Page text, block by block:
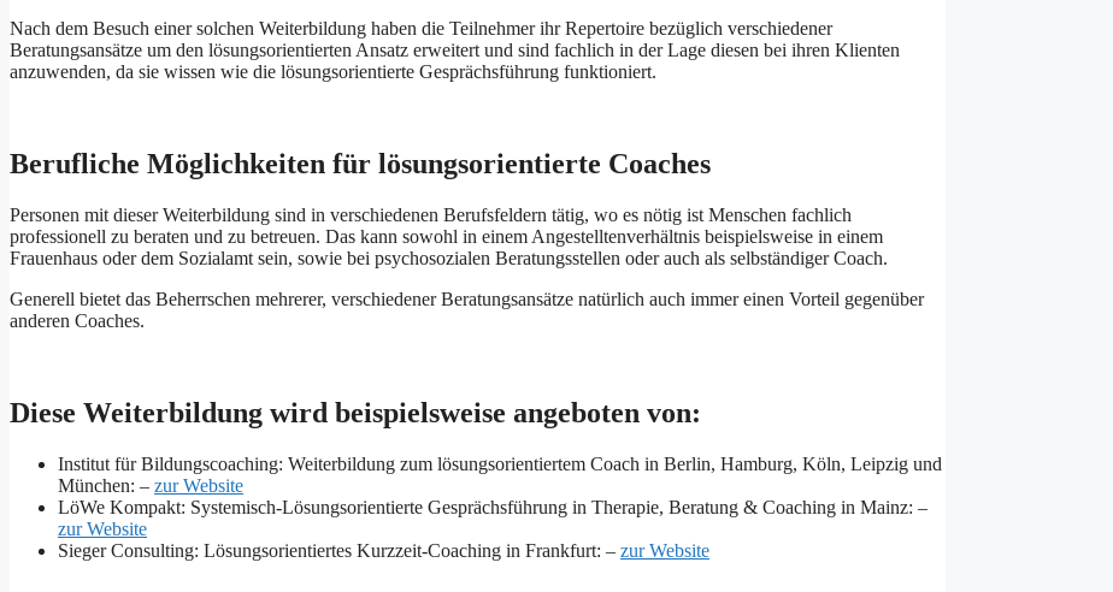
Nach dem Besuch einer solchen Weiterbildung haben die Teilnehmer ihr Repertoire bezüglich verschiedener
Beratungsansätze um den lösungsorientierten Ansatz erweitert und sind fachlich in der Lage diesen bei ihren Klienten
anzuwenden, da sie wissen wie die lösungsorientierte Gesprächsführung funktioniert.
Berufliche Möglichkeiten für lösungsorientierte Coaches
Personen mit dieser Weiterbildung sind in verschiedenen Berufsfeldern tätig, wo es nötig ist Menschen fachlich
professionell zu beraten und zu betreuen. Das kann sowohl in einem Angestelltenverhältnis beispielsweise in einem
Frauenhaus oder dem Sozialamt sein, sowie bei psychosozialen Beratungsstellen oder auch als selbständiger Coach.
Generell bietet das Beherrschen mehrerer, verschiedener Beratungsansätze natürlich auch immer einen Vorteil gegenüber
anderen Coaches.
Diese Weiterbildung wird beispielsweise angeboten von:
Institut für Bildungscoaching: Weiterbildung zum lösungsorientiertem Coach in Berlin, Hamburg, Köln, Leipzig und
München: – zur Website
LöWe Kompakt: Systemisch-Lösungsorientierte Gesprächsführung in Therapie, Beratung & Coaching in Mainz: –
zur Website
Sieger Consulting: Lösungsorientiertes Kurzzeit-Coaching in Frankfurt: – zur Website